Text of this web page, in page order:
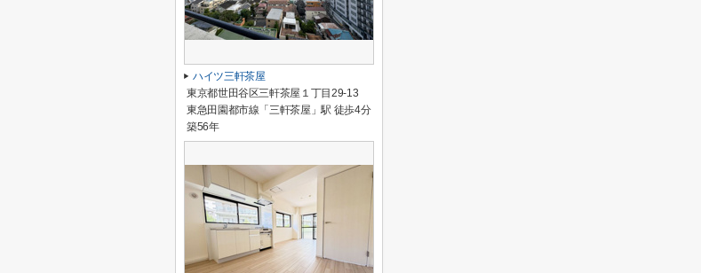
ハイツ三軒茶屋
東京都世田谷区三軒茶屋１丁目29-13
東急田園都市線「三軒茶屋」駅 徒歩4分
築56年